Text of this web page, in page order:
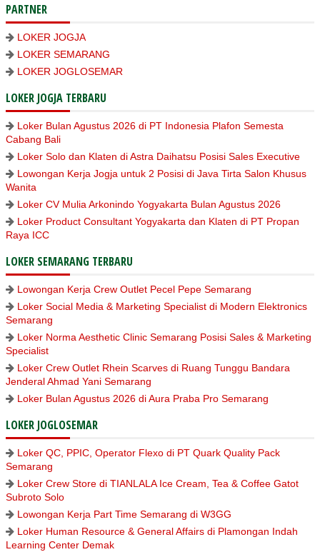
PARTNER
LOKER JOGJA
LOKER SEMARANG
LOKER JOGLOSEMAR
LOKER JOGJA TERBARU
Loker Bulan Agustus 2026 di PT Indonesia Plafon Semesta
Cabang Bali
Loker Solo dan Klaten di Astra Daihatsu Posisi Sales Executive
Lowongan Kerja Jogja untuk 2 Posisi di Java Tirta Salon Khusus
Wanita
Loker CV Mulia Arkonindo Yogyakarta Bulan Agustus 2026
Loker Product Consultant Yogyakarta dan Klaten di PT Propan
Raya ICC
LOKER SEMARANG TERBARU
Lowongan Kerja Crew Outlet Pecel Pepe Semarang
Loker Social Media & Marketing Specialist di Modern Elektronics
Semarang
Loker Norma Aesthetic Clinic Semarang Posisi Sales & Marketing
Specialist
Loker Crew Outlet Rhein Scarves di Ruang Tunggu Bandara
Jenderal Ahmad Yani Semarang
Loker Bulan Agustus 2026 di Aura Praba Pro Semarang
LOKER JOGLOSEMAR
Loker QC, PPIC, Operator Flexo di PT Quark Quality Pack
Semarang
Loker Crew Store di TIANLALA Ice Cream, Tea & Coffee Gatot
Subroto Solo
Lowongan Kerja Part Time Semarang di W3GG
Loker Human Resource & General Affairs di Plamongan Indah
Learning Center Demak